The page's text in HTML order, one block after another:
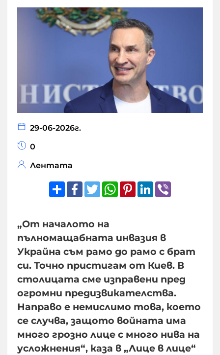
29-06-2026г.
0
Лентата
ShareFacebook
TwitterWhatsApp
Pinterest
LinkedIn
„От началото на
пълномащабната инвазия в
Украйна съм рамо до рамо с брат
си. Точно пристигам от Киев. В
столицата сме изправени пред
огромни предизвикателства.
Направо е немислимо това, което
се случва, защото войната има
много грозно лице с много нива на
усложнения“, каза в „Лице в лице“